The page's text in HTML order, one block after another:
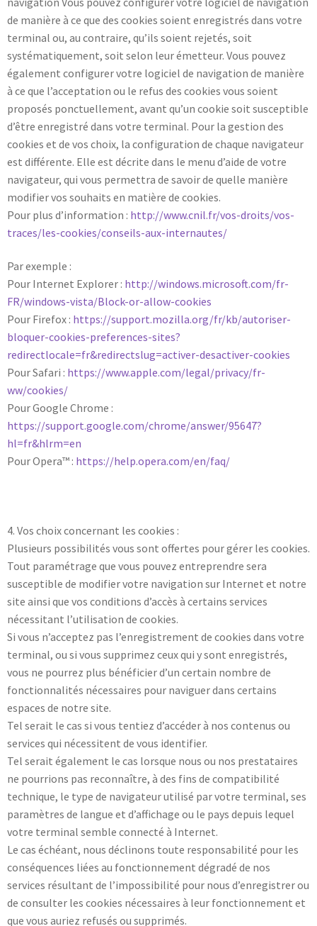
de manière à ce que des cookies soient enregistrés dans votre
terminal ou, au contraire, qu’ils soient rejetés, soit
systématiquement, soit selon leur émetteur. Vous pouvez
également configurer votre logiciel de navigation de manière
à ce que l’acceptation ou le refus des cookies vous soient
proposés ponctuellement, avant qu’un cookie soit susceptible
d’être enregistré dans votre terminal. Pour la gestion des
cookies et de vos choix, la configuration de chaque navigateur
est différente. Elle est décrite dans le menu d’aide de votre
navigateur, qui vous permettra de savoir de quelle manière
modifier vos souhaits en matière de cookies.
Pour plus d’information : http://www.cnil.fr/vos-droits/vos-
traces/les-cookies/conseils-aux-internautes/
Par exemple :
Pour Internet Explorer : http://windows.microsoft.com/fr-
FR/windows-vista/Block-or-allow-cookies
Pour Firefox : https://support.mozilla.org/fr/kb/autoriser-
bloquer-cookies-preferences-sites?
redirectlocale=fr&redirectslug=activer-desactiver-cookies
Pour Safari : https://www.apple.com/legal/privacy/fr-
ww/cookies/
Pour Google Chrome :
https://support.google.com/chrome/answer/95647?
hl=fr&hlrm=en
Pour Opera™ : https://help.opera.com/en/faq/
4. Vos choix concernant les cookies :
Plusieurs possibilités vous sont offertes pour gérer les cookies.
Tout paramétrage que vous pouvez entreprendre sera
susceptible de modifier votre navigation sur Internet et notre
site ainsi que vos conditions d’accès à certains services
nécessitant l’utilisation de cookies.
Si vous n’acceptez pas l’enregistrement de cookies dans votre
terminal, ou si vous supprimez ceux qui y sont enregistrés,
vous ne pourrez plus bénéficier d’un certain nombre de
fonctionnalités nécessaires pour naviguer dans certains
espaces de notre site.
Tel serait le cas si vous tentiez d’accéder à nos contenus ou
services qui nécessitent de vous identifier.
Tel serait également le cas lorsque nous ou nos prestataires
ne pourrions pas reconnaître, à des fins de compatibilité
technique, le type de navigateur utilisé par votre terminal, ses
paramètres de langue et d’affichage ou le pays depuis lequel
votre terminal semble connecté à Internet.
Le cas échéant, nous déclinons toute responsabilité pour les
conséquences liées au fonctionnement dégradé de nos
services résultant de l’impossibilité pour nous d’enregistrer ou
de consulter les cookies nécessaires à leur fonctionnement et
que vous auriez refusés ou supprimés.